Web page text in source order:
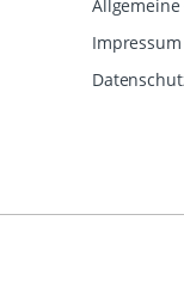
Impressum